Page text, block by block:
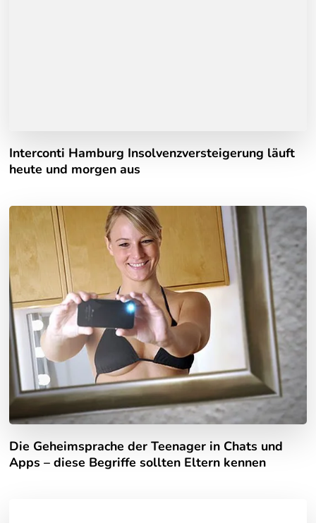
Interconti Hamburg Insolvenzversteigerung läuft
heute und morgen aus
Die Geheimsprache der Teenager in Chats und
Apps – diese Begriffe sollten Eltern kennen